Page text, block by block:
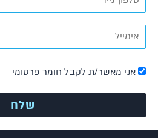
אני מאשר/ת לקבל חומר פרסומי